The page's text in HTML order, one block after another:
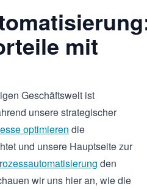
mit
Geschäftswelt ist
unsere strategischer
optimieren die
und unsere Hauptseite zur
den
wir uns hier an, wie die